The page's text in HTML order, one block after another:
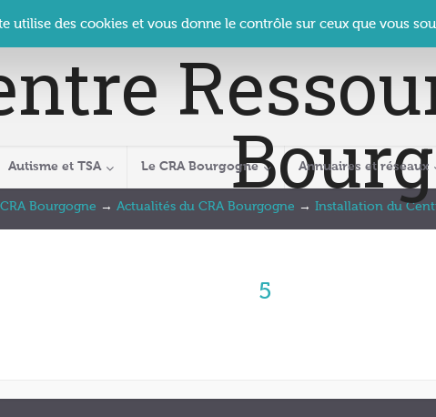
Se connecter | CRA Bourgogne – Le Clos des Présidents – 19-21 rue
Autisme et TSA Le CRA Bourgogne Annuaires et réseaux
CRA Bourgogne → Actualités du CRA Bourgogne → Installation du
5
utilise des cookies et vous donne le contrôle sur ceux que vous